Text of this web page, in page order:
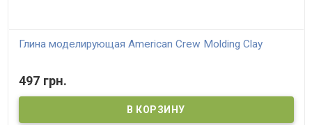
Глина моделирующая American Crew Molding Clay
497 грн.